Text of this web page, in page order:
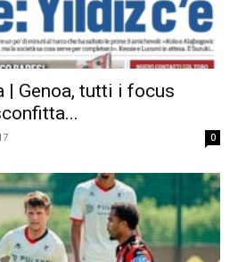
| Genoa, tutti i focus
0